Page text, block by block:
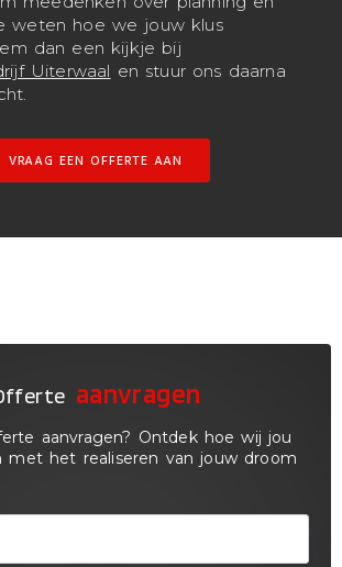
weten hoe we jouw klus
dan een kijkje bij
Uiterwaal en stuur ons daarna
VRAAG EEN OFFERTE AAN
aanvragen
aanvragen? Ontdek hoe wij jou
met het realiseren van jouw droom